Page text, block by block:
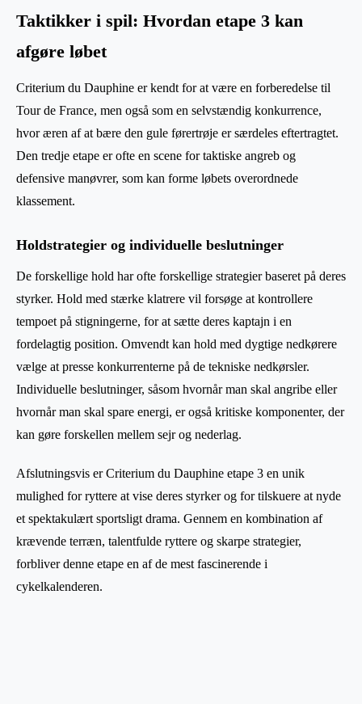
Taktikker i spil: Hvordan etape 3 kan
afgøre løbet
Criterium du Dauphine er kendt for at være en forberedelse til
Tour de France, men også som en selvstændig konkurrence,
hvor æren af at bære den gule førertrøje er særdeles eftertragtet.
Den tredje etape er ofte en scene for taktiske angreb og
defensive manøvrer, som kan forme løbets overordnede
klassement.
Holdstrategier og individuelle beslutninger
De forskellige hold har ofte forskellige strategier baseret på deres
styrker. Hold med stærke klatrere vil forsøge at kontrollere
tempoet på stigningerne, for at sætte deres kaptajn i en
fordelagtig position. Omvendt kan hold med dygtige nedkørere
vælge at presse konkurrenterne på de tekniske nedkørsler.
Individuelle beslutninger, såsom hvornår man skal angribe eller
hvornår man skal spare energi, er også kritiske komponenter, der
kan gøre forskellen mellem sejr og nederlag.
Afslutningsvis er Criterium du Dauphine etape 3 en unik
mulighed for ryttere at vise deres styrker og for tilskuere at nyde
et spektakulært sportsligt drama. Gennem en kombination af
krævende terræn, talentfulde ryttere og skarpe strategier,
forbliver denne etape en af de mest fascinerende i
cykelkalenderen.